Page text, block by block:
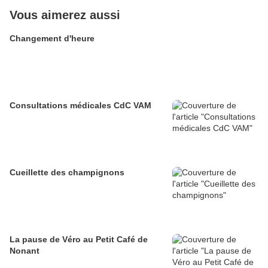
Vous aimerez aussi
Changement d'heure
Consultations médicales CdC VAM
Cueillette des champignons
La pause de Véro au Petit Café de
Nonant